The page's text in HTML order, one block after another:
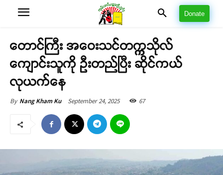
Donate
တောင်ကြီး အဝေးသင်တက္ကသိုလ်
ကျောင်းသူကို ဦးတည်ပြီး ဆိုင်ကယ်
လုယက်နေ
By Nang Kham Ku September 24, 2025 67